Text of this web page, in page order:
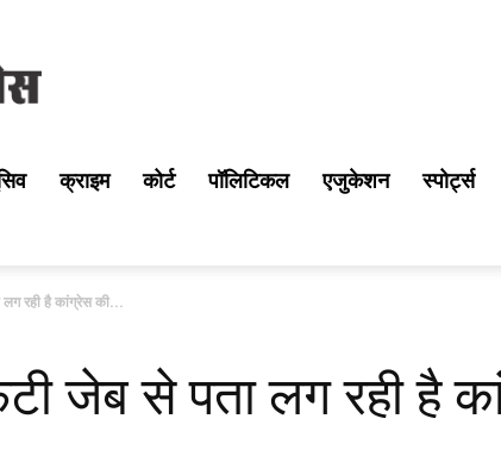
क्राइम कोर्ट पॉलिटिकल एजुकेशन स्पोर्ट्स
रही है कांग्रेस की...
जेब से पता लग रही है